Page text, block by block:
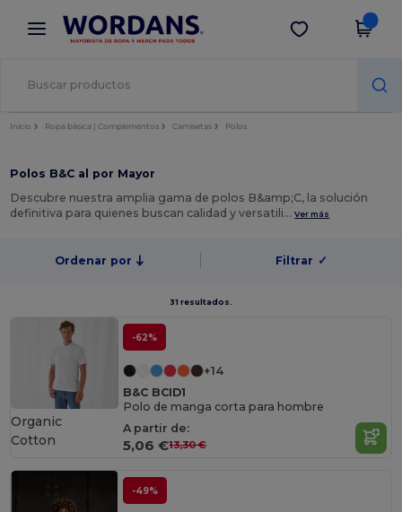
× App de Wordans
¡Mejores precios en app!
Descargar app
Inicio Ropa básica | Complementos Camisetas Polos
Polos B&C al por Mayor
Descubre nuestra amplia gama de polos B&amp;C, la solución
definitiva para quienes buscan calidad y versatili…Ver más
Ordenar por Filtrar ✓
31 resultados.
-62%
+14
B&C BCID1
Polo de manga corta para hombre
A partir de:
5,06 €13,30 €
Organic
Cotton
-49%